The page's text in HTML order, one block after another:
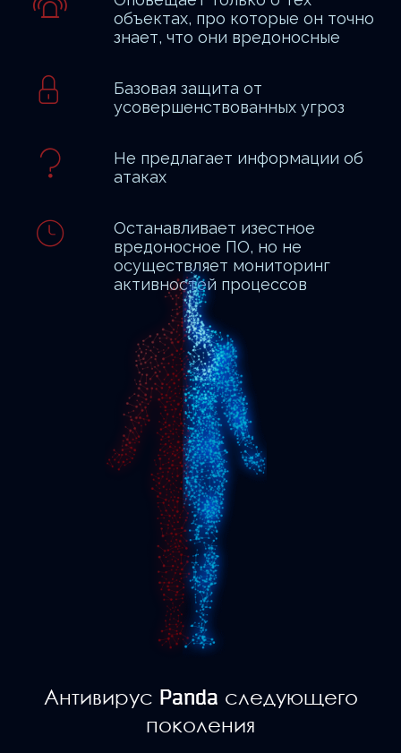
Антивирус Panda следующего
поколения
объектах, про которые он точно
знает, что они вредоносные
Базовая защита от
усовершенствованных угроз
Не предлагает информации об
атаках
Останавливает изестное
вредоносное ПО, но не
осуществляет мониторинг
активностей процессов